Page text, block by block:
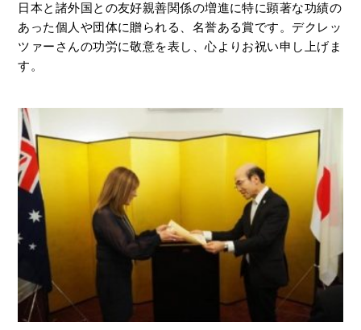
日本と諸外国との友好親善関係の増進に特に顕著な功績の
あった個人や団体に贈られる、名誉ある賞です。デクレッ
ツァーさんの功労に敬意を表し、心よりお祝い申し上げま
す。